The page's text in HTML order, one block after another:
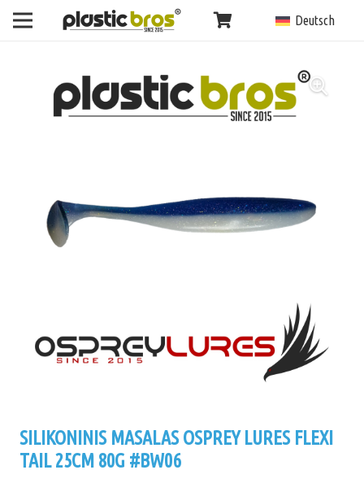
Deutsch
SILIKONINIS MASALAS OSPREY LURES FLEXI
TAIL 25CM 80G #BW06